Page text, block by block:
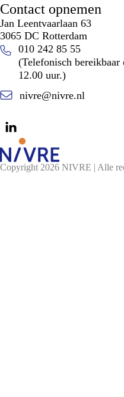
Contact opnemen
Jan Leentvaarlaan 63
3065 DC Rotterdam
010 242 85 55
(Telefonisch
12.00 uur.)
nivre@nivre.nl
Copyright 2026 NIVRE | Alle